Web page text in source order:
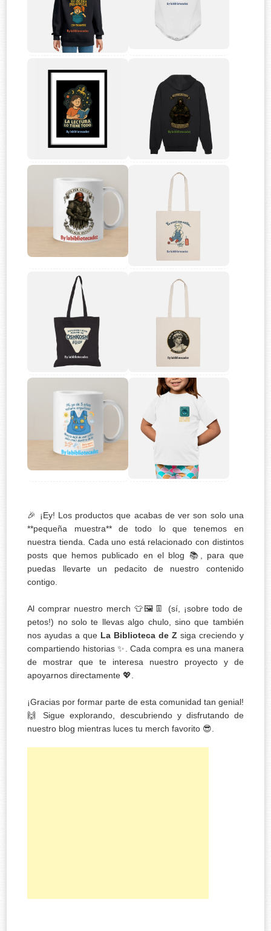
🎉 ¡Ey! Los productos que acabas de ver son solo una
**pequeña muestra** de todo lo que tenemos en
nuestra tienda. Cada uno está relacionado con distintos
posts que hemos publicado en el blog 📚, para que
puedas llevarte un pedacito de nuestro contenido
contigo.
Al comprar nuestro merch 👕🖼️👖 (sí, ¡sobre todo de
petos!) no solo te llevas algo chulo, sino que también
nos ayudas a que La Biblioteca de Z siga creciendo y
compartiendo historias ✨. Cada compra es una manera
de mostrar que te interesa nuestro proyecto y de
apoyarnos directamente 💖.
¡Gracias por formar parte de esta comunidad tan genial!
🙌 Sigue explorando, descubriendo y disfrutando de
nuestro blog mientras luces tu merch favorito 😎.